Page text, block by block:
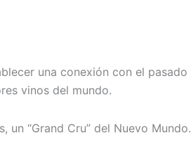
una conexión con el pasado
vinos del mundo.
un “Grand Cru” del Nuevo Mundo.